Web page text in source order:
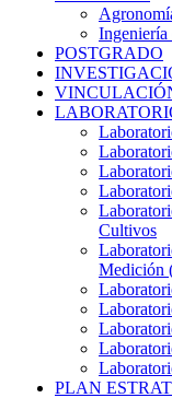
POSTGRADO
Cultivos
Medición
PLAN